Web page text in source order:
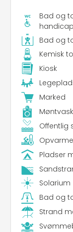
Bad og
Bad og
Kemisk
Kiosk
Marked
Offentlig
Pladser
Solarium
Bad og
Strand